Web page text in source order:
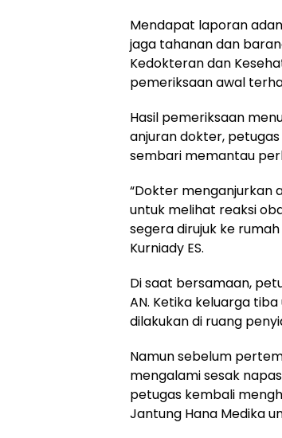
Mendapat laporan
jaga tahanan dan
Kedokteran dan
pemeriksaan awal
Hasil pemeriksaan
anjuran dokter,
sembari memantau
“Dokter menganjurkan
untuk melihat reaksi
segera dirujuk ke
Kurniady ES.
Di saat bersamaan,
AN. Ketika keluarga
dilakukan di ruang
Namun sebelum
mengalami sesak
petugas kembali
Jantung Hana Medika